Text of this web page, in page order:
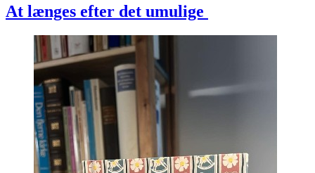
At længes efter det umulige